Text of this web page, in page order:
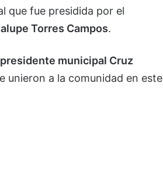
que fue presidida por el
Torres Campos.
presidente municipal Cruz
unieron a la comunidad en este